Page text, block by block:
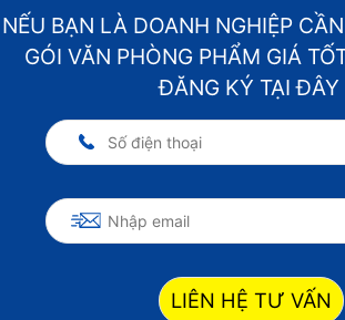
NẾU BẠN LÀ DOANH NGHIỆP
GÓI VĂN PHÒNG PHẨM GIÁ
ĐĂNG KÝ TẠI ĐÂY
LIÊN HỆ TƯ VẤN